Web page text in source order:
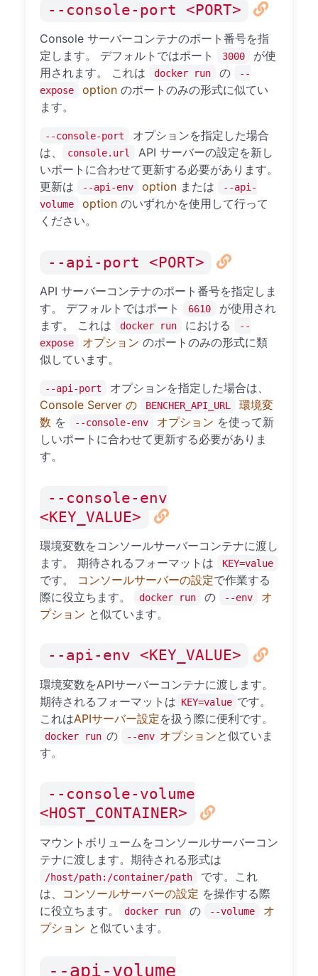
--console-port <PORT>
Console サーバーコンテナのポート番号を指
定します。 デフォルトではポート
3000
が使
用されます。 これは
docker run の
--
expose
option のポートのみの形式に似てい
ます。
--console-port
オプションを指定した場合
は、
console.url
API サーバーの設定を新し
いポートに合わせて更新する必要があります。
更新は
--api-env option または
--api-
volume
option のいずれかを使用して行って
ください。
--api-port <PORT>
API サーバーコンテナのポート番号を指定しま
す。 デフォルトではポート
6610
が使用され
ます。 これは
docker run における
--
expose
オプション のポートのみの形式に類
似しています。
--api-port
オプションを指定した場合は、
Console Server の
BENCHER_API_URL
環境変
数 を --console-env オプション を使って新
しいポートに合わせて更新する必要がありま
す。
--console-env
<KEY_VALUE>
環境変数をコンソールサーバーコンテナに渡し
ます。 期待されるフォーマットは
KEY=value
です。 コンソールサーバーの設定で作業する
際に役立ちます。
docker run の --env
オ
プション と似ています。
--api-env <KEY_VALUE>
環境変数をAPIサーバーコンテナに渡します。
期待されるフォーマットは KEY=value です。
これはAPIサーバー設定を扱う際に便利です。
docker run の --env オプションと似ていま
す。
--console-volume
<HOST_CONTAINER>
マウントボリュームをコンソールサーバーコン
テナに渡します。期待される形式は
/host/path:/container/path
です。これ
は、 コンソールサーバーの設定 を操作する際
に役立ちます。
docker run の --volume
オ
プション と似ています。
--api-volume